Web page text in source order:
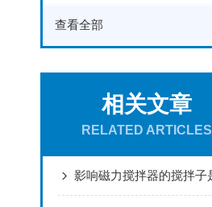
查看全部
相关文章
RELATED ARTICLES